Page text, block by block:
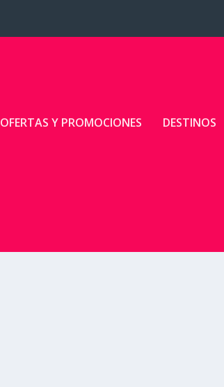
OFERTAS Y PROMOCIONES DESTINOS